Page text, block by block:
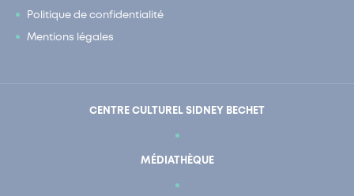
Politique de confidentialité
Mentions légales
CENTRE CULTUREL SIDNEY BECHET
MÉDIATHÈQUE